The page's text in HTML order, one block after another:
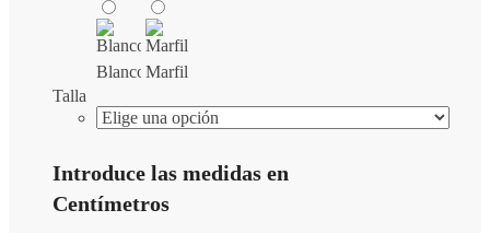
Blanco Marfil
Talla
Introduce las medidas en
Centímetros